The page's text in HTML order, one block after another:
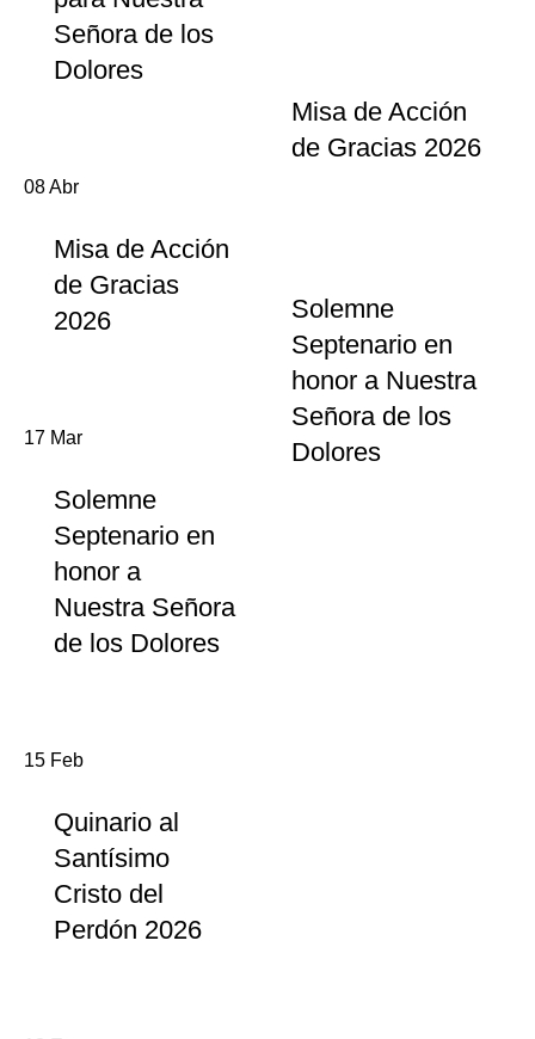
Señora de los
Dolores
08Abr
Misa de Acción
de Gracias
2026
17 Mar
Solemne
Septenario en
honor a
Nuestra Señora
de los Dolores
15 Feb
Quinario al
Santísimo
Cristo del
Perdón 2026
Misa de Acción
de Gracias 2026
Solemne
Septenario en
honor a Nuestra
Señora de los
Dolores